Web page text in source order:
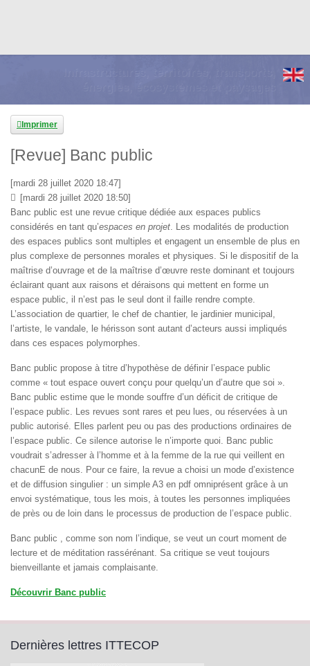
Imprimer
[Revue] Banc public
[mardi 28 juillet 2020 18:47]
[mardi 28 juillet 2020 18:50]
Banc public est une revue critique dédiée aux espaces publics
considérés en tant qu’espaces en projet. Les modalités de production
des espaces publics sont multiples et engagent un ensemble de plus en
plus complexe de personnes morales et physiques. Si le dispositif de la
maîtrise d’ouvrage et de la maîtrise d’œuvre reste dominant et toujours
éclairant quant aux raisons et déraisons qui mettent en forme un
espace public, il n’est pas le seul dont il faille rendre compte.
L’association de quartier, le chef de chantier, le jardinier municipal,
l’artiste, le vandale, le hérisson sont autant d’acteurs aussi impliqués
dans ces espaces polymorphes.
Banc public propose à titre d’hypothèse de définir l’espace public
comme « tout espace ouvert conçu pour quelqu’un d’autre que soi ».
Banc public estime que le monde souffre d’un déficit de critique de
l’espace public. Les revues sont rares et peu lues, ou réservées à un
public autorisé. Elles parlent peu ou pas des productions ordinaires de
l’espace public. Ce silence autorise le n’importe quoi. Banc public
voudrait s’adresser à l’homme et à la femme de la rue qui veillent en
chacunE de nous. Pour ce faire, la revue a choisi un mode d’existence
et de diffusion singulier : un simple A3 en pdf omniprésent grâce à un
envoi systématique, tous les mois, à toutes les personnes impliquées
de près ou de loin dans le processus de production de l’espace public.
Banc public , comme son nom l’indique, se veut un court moment de
lecture et de méditation rassérénant. Sa critique se veut toujours
bienveillante et jamais complaisante.
Découvrir Banc public
Dernières lettres ITTECOP